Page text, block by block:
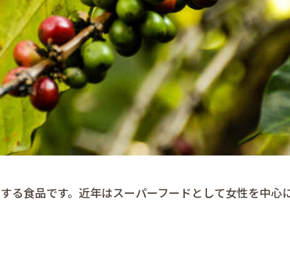
る食品です。近年はスーパーフードとして女性を中心